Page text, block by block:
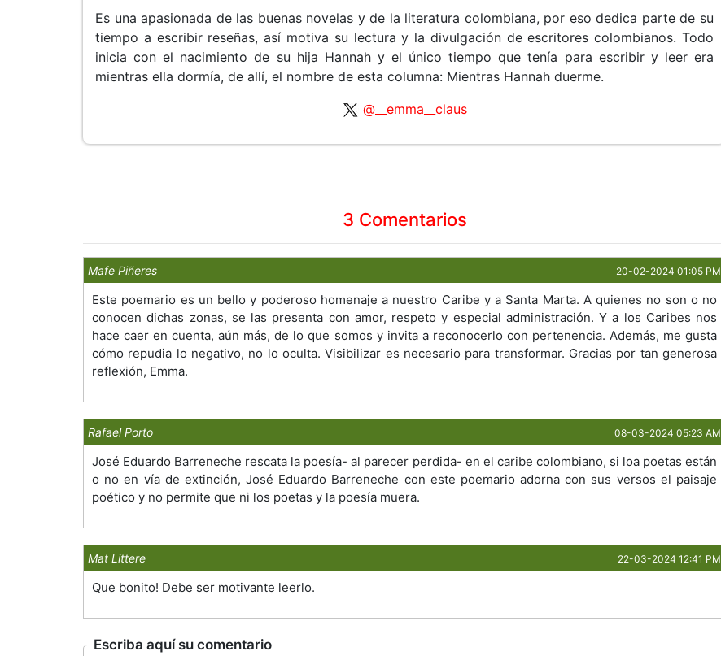
Es una apasionada de las buenas novelas y de la literatura colombiana, por eso dedica parte de su
tiempo a escribir reseñas, así motiva su lectura y la divulgación de escritores colombianos. Todo
inicia con el nacimiento de su hija Hannah y el único tiempo que tenía para escribir y leer era
mientras ella dormía, de allí, el nombre de esta columna: Mientras Hannah duerme.
@__emma__claus
3 Comentarios
Mafe Piñeres 20-02-2024 01:05 PM
Este poemario es un bello y poderoso homenaje a nuestro Caribe y a Santa Marta. A quienes no son o no
conocen dichas zonas, se las presenta con amor, respeto y especial administración. Y a los Caribes nos
hace caer en cuenta, aún más, de lo que somos y invita a reconocerlo con pertenencia. Además, me gusta
cómo repudia lo negativo, no lo oculta. Visibilizar es necesario para transformar. Gracias por tan generosa
reflexión, Emma.
Rafael Porto 08-03-2024 05:23 AM
José Eduardo Barreneche rescata la poesía- al parecer perdida- en el caribe colombiano, si loa poetas están
o no en vía de extinción, José Eduardo Barreneche con este poemario adorna con sus versos el paisaje
poético y no permite que ni los poetas y la poesía muera.
Mat Littere 22-03-2024 12:41 PM
Que bonito! Debe ser motivante leerlo.
Escriba aquí su comentario